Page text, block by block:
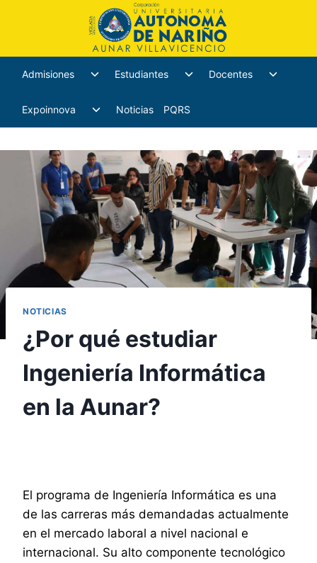
Admisiones Estudiantes Docentes
Expoinnova Noticias PQRS
NOTICIAS
¿Por qué estudiar
Ingeniería Informática
en la Aunar?
El programa de Ingeniería Informática es una
de las carreras más demandadas actualmente
en el mercado laboral a nivel nacional e
internacional. Su alto componente tecnológico